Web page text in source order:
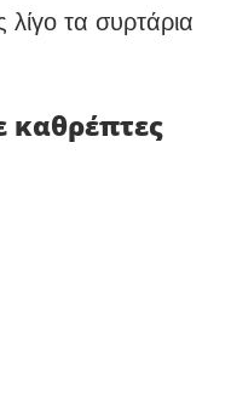
τα συρτάρια
καθρέπτες